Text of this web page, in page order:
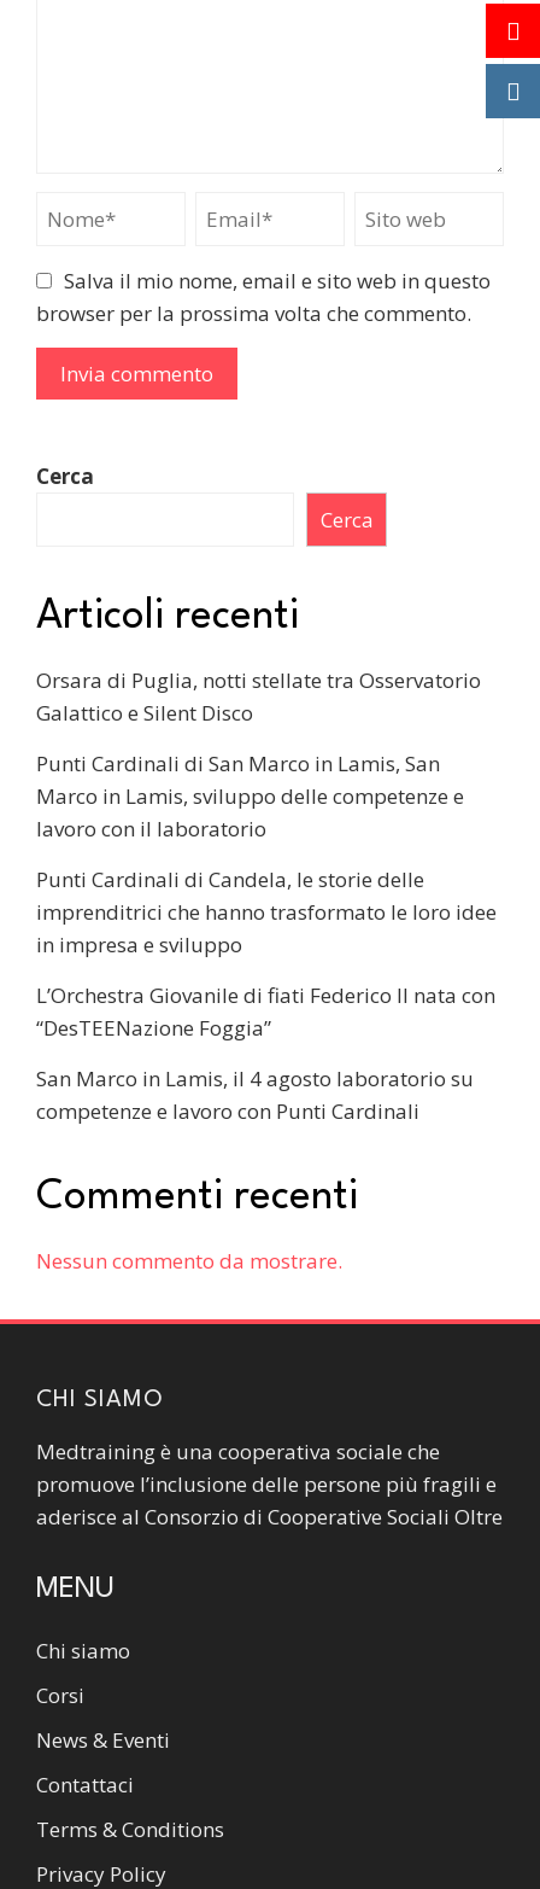
Salva il mio nome, email e sito web in questo
browser per la prossima volta che commento.
Cerca
Cerca
Articoli recenti
Orsara di Puglia, notti stellate tra Osservatorio
Galattico e Silent Disco
Punti Cardinali di San Marco in Lamis, San
Marco in Lamis, sviluppo delle competenze e
lavoro con il laboratorio
Punti Cardinali di Candela, le storie delle
imprenditrici che hanno trasformato le loro idee
in impresa e sviluppo
L’Orchestra Giovanile di fiati Federico II nata con
“DesTEENazione Foggia”
San Marco in Lamis, il 4 agosto laboratorio su
competenze e lavoro con Punti Cardinali
Commenti recenti
Nessun commento da mostrare.
CHI SIAMO
Medtraining è una cooperativa sociale che
promuove l’inclusione delle persone più fragili e
aderisce al Consorzio di Cooperative Sociali Oltre
MENU
Chi siamo
Corsi
News & Eventi
Contattaci
Terms & Conditions
Privacy Policy